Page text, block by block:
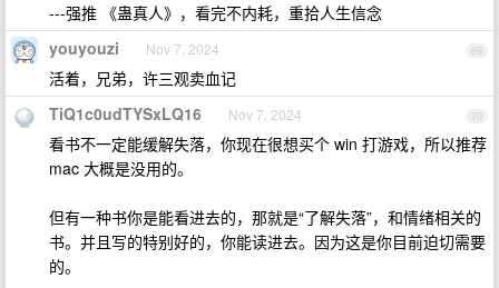
---强推 《蛊真人》，看完不内耗，重拾人生信念
69
youyouzi Nov 7, 2024
活着，兄弟，许三观卖血记
70
TiQ1c0udTYSxLQ16 Nov 7, 2024
看书不一定能缓解失落，你现在很想买个 win 打游戏，所以推荐
mac 大概是没用的。
但有一种书你是能看进去的，那就是“了解失落”，和情绪相关的
书。并且写的特别好的，你能读进去。因为这是你目前迫切需要
的。